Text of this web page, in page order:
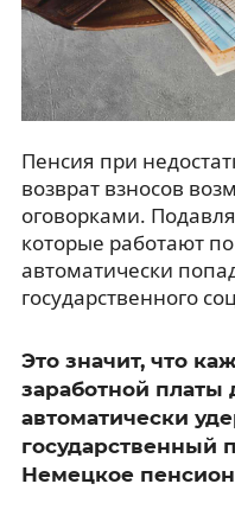
Пенсия при
возврат взносов
оговорками.
которые работают
автоматически
государственного
Это значит, что
заработной платы
автоматически
Немецкое